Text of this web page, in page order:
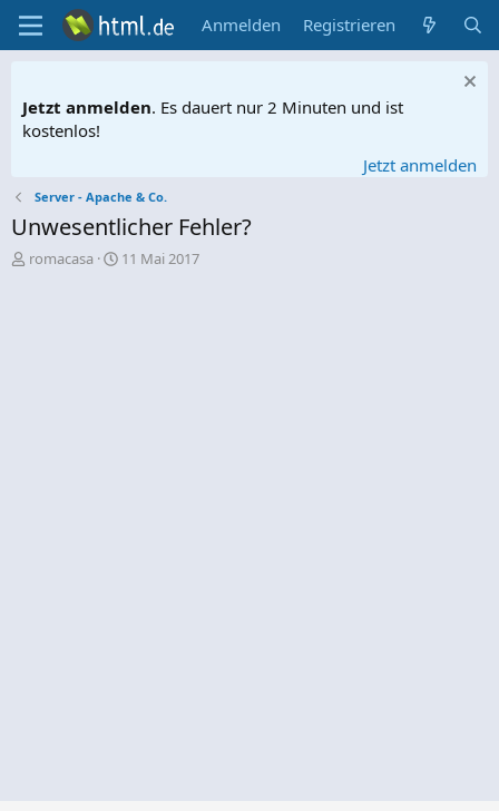
Anmelden Registrieren
Jetzt anmelden. Es dauert nur 2 Minuten und ist
kostenlos!
Jetzt anmelden
Server - Apache & Co.
Unwesentlicher Fehler?
E
romacasa
E11 Mai 2017